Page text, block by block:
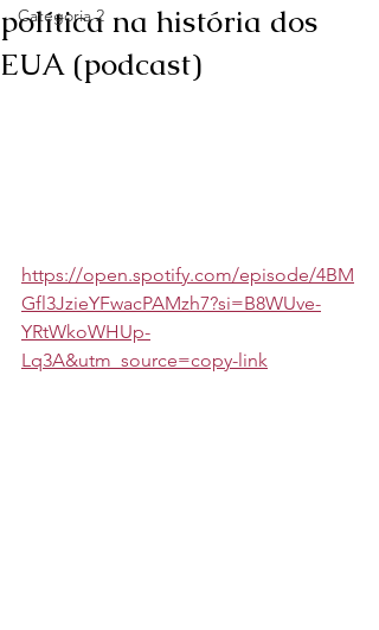
Categoria 2
política na história dos
EUA (podcast)
https://open.spotify.com/episode/4BM
Gfl3JzieYFwacPAMzh7?si=B8WUve-
YRtWkoWHUp-
Lq3A&utm_source=copy-link